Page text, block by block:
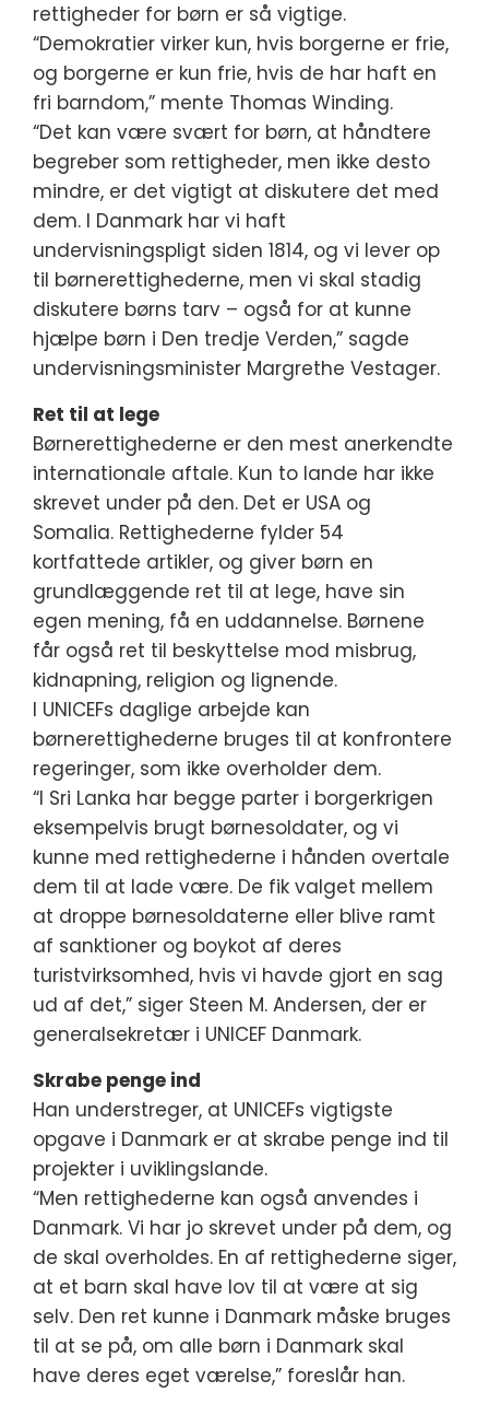
rettigheder for børn er så vigtige.
“Demokratier virker kun, hvis borgerne er frie,
og borgerne er kun frie, hvis de har haft en
fri barndom,” mente Thomas Winding.
“Det kan være svært for børn, at håndtere
begreber som rettigheder, men ikke desto
mindre, er det vigtigt at diskutere det med
dem. I Danmark har vi haft
undervisningspligt siden 1814, og vi lever op
til børnerettighederne, men vi skal stadig
diskutere børns tarv – også for at kunne
hjælpe børn i Den tredje Verden,” sagde
undervisningsminister Margrethe Vestager.
Ret til at lege
Børnerettighederne er den mest anerkendte
internationale aftale. Kun to lande har ikke
skrevet under på den. Det er USA og
Somalia. Rettighederne fylder 54
kortfattede artikler, og giver børn en
grundlæggende ret til at lege, have sin
egen mening, få en uddannelse. Børnene
får også ret til beskyttelse mod misbrug,
kidnapning, religion og lignende.
I UNICEFs daglige arbejde kan
børnerettighederne bruges til at konfrontere
regeringer, som ikke overholder dem.
“I Sri Lanka har begge parter i borgerkrigen
eksempelvis brugt børnesoldater, og vi
kunne med rettighederne i hånden overtale
dem til at lade være. De fik valget mellem
at droppe børnesoldaterne eller blive ramt
af sanktioner og boykot af deres
turistvirksomhed, hvis vi havde gjort en sag
ud af det,” siger Steen M. Andersen, der er
generalsekretær i UNICEF Danmark.
Skrabe penge ind
Han understreger, at UNICEFs vigtigste
opgave i Danmark er at skrabe penge ind til
projekter i uviklingslande.
“Men rettighederne kan også anvendes i
Danmark. Vi har jo skrevet under på dem, og
de skal overholdes. En af rettighederne siger,
at et barn skal have lov til at være at sig
selv. Den ret kunne i Danmark måske bruges
til at se på, om alle børn i Danmark skal
have deres eget værelse,” foreslår han.